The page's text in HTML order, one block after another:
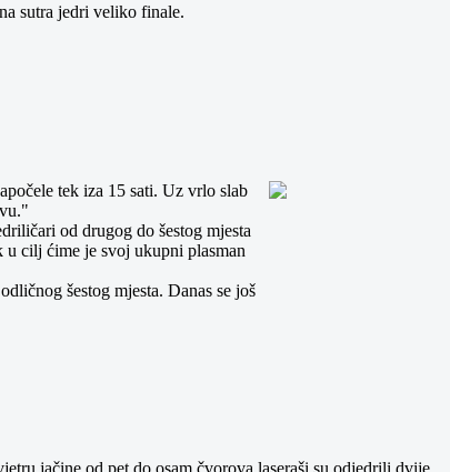
sutra jedri veliko finale.
tek iza 15 sati. Uz vrlo slab
od drugog do šestog mjesta
cilj ćime je svoj ukupni plasman
šestog mjesta. Danas se još